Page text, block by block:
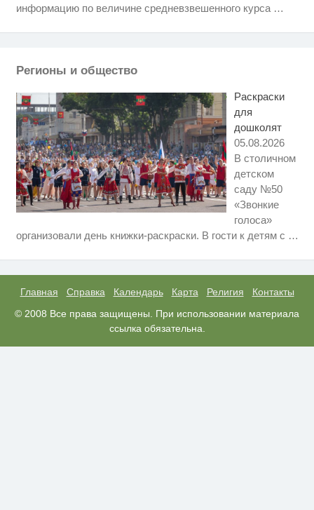
информацию по величине средневзвешенного курса …
Регионы и общество
Раскраски
для
дошколят
05.08.2026
В столичном
детском
саду №50
«Звонкие
голоса»
организовали день книжки-раскраски. В гости к детям с …
Главная Справка Календарь Карта Религия
Контакты
© 2008 Все права защищены. При использовании материала
ссылка обязательна.
когда их не видят...
Ролик длится пару секунд, но
Ролик из Омска: вы будете
а смеяться вы будете долго
i
Скрытые признаки рака: на такое
никто не обращает внимание, а